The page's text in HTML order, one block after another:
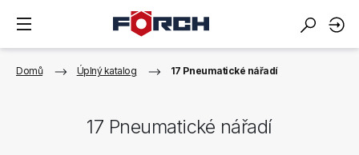
Domů Úplný katalog 17 Pneumatické nářadí
17 Pneumatické nářadí